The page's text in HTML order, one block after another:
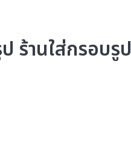
ร้านใส่กรอบรู